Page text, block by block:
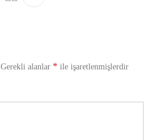
Gerekli alanlar * ile işaretlenmişlerdir